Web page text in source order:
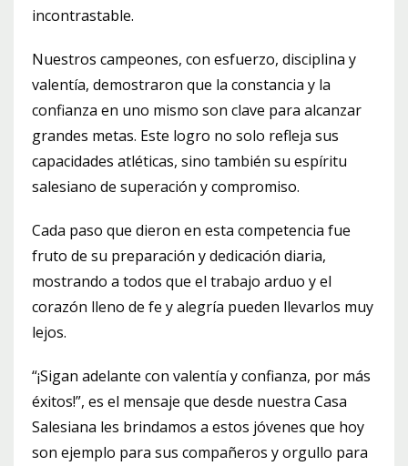
incontrastable.
Nuestros campeones, con esfuerzo, disciplina y
valentía, demostraron que la constancia y la
confianza en uno mismo son clave para alcanzar
grandes metas. Este logro no solo refleja sus
capacidades atléticas, sino también su espíritu
salesiano de superación y compromiso.
Cada paso que dieron en esta competencia fue
fruto de su preparación y dedicación diaria,
mostrando a todos que el trabajo arduo y el
corazón lleno de fe y alegría pueden llevarlos muy
lejos.
“¡Sigan adelante con valentía y confianza, por más
éxitos!”, es el mensaje que desde nuestra Casa
Salesiana les brindamos a estos jóvenes que hoy
son ejemplo para sus compañeros y orgullo para